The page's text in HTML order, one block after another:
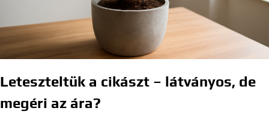
Leteszteltük a cikászt – látványos, de
megéri az ára?